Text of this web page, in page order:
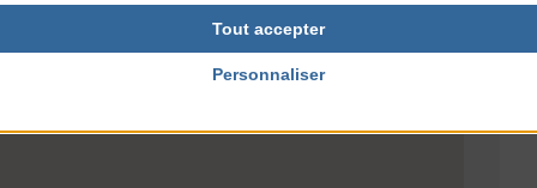
Tout accepter
Personnaliser